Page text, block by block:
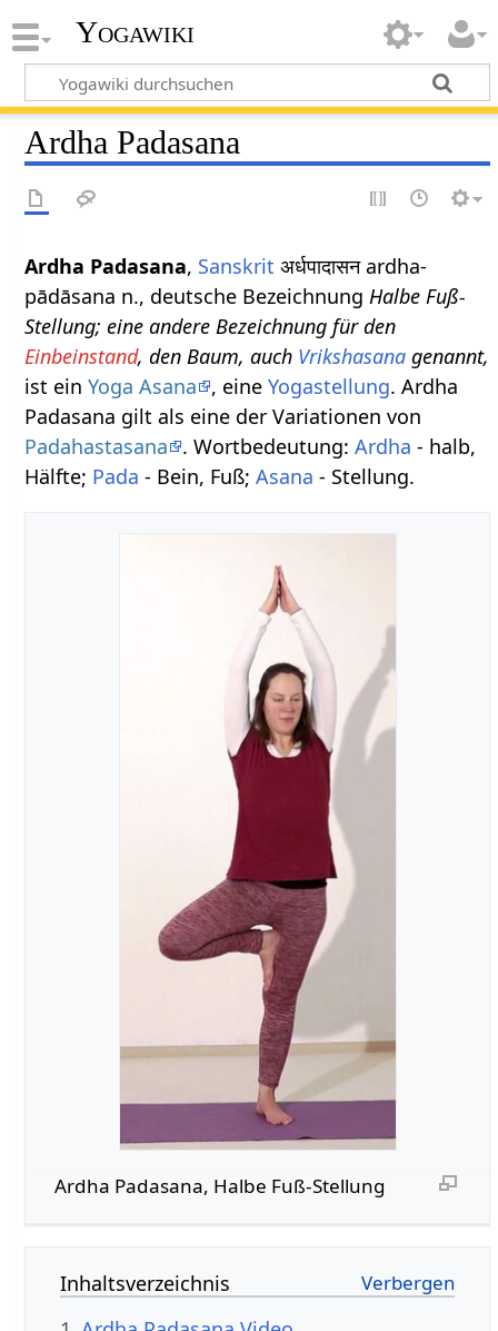
Yogawiki
Ardha Padasana
Ardha Padasana, Sanskrit अर्धपादासन ardha-
pādāsana n., deutsche BezeichnungHalbe Fuß-
Stellung; eine andere Bezeichnung für den
Einbeinstand, den Baum, auch Vrikshasana genannt,
ist einYoga Asana , eineYogastellung. Ardha
Padasana gilt als eine der Variationen von
Padahastasana
. Wortbedeutung:Ardha - halb,
Hälfte; Pada - Bein, Fuß;Asana - Stellung.
Ardha Padasana, Halbe Fuß-Stellung
Inhaltsverzeichnis